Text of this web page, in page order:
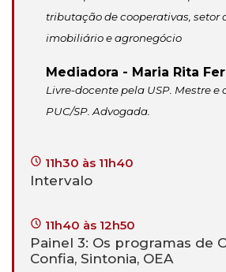
tributação de cooperativas, setor
imobiliário e agronegócio
Mediadora - Maria Rita
Livre-docente pela USP. Mestre e
PUC/SP. Advogada.
11h30 às 11h40
Intervalo
11h40 às 12h50
Painel 3: Os programas de
Confia, Sintonia, OEA